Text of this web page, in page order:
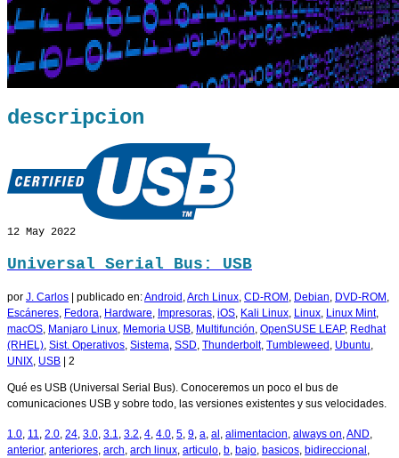
descripcion
12 May 2022
Universal Serial Bus: USB
por J. Carlos publicado en:Android ,Arch Linux, CD-ROM , Debian, DVD-ROM ,
Escáneres, Fedora, Hardware, Impresoras, iOS, Kali Linux, Linux, Linux Mint,
macOS, Manjaro Linux, Memoria USB, Multifunción, OpenSUSE LEAP, Redhat
(RHEL), Sist. Operativos, Sistema, SSD, Thunderbolt, Tumbleweed , Ubuntu,
UNIX, USB 2
Qué es USB (Universal Serial Bus). Conoceremos un poco el bus de
comunicaciones USB y sobre todo, las versiones existentes y sus velocidades.
1.0, 11, 2.0, 24, 3.0, 3.1, 3.2, 4, 4.0, 5, 9, a, al , alimentacion, always on,AND,
anterior, anteriores, arch, arch linux, articulo, b, bajo, basicos, bidireccional ,